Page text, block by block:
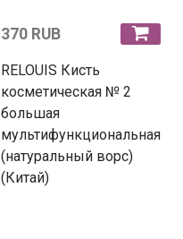
370 RUB
RELOUIS Кисть
косметическая № 2
большая
мультифункциональная
(натуральный ворс)
(Китай)